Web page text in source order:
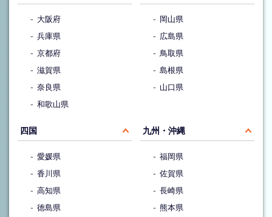
大阪府
兵庫県
京都府
滋賀県
奈良県
和歌山県
岡山県
広島県
鳥取県
島根県
山口県
四国
愛媛県
香川県
高知県
徳島県
九州・沖縄
福岡県
佐賀県
長崎県
熊本県